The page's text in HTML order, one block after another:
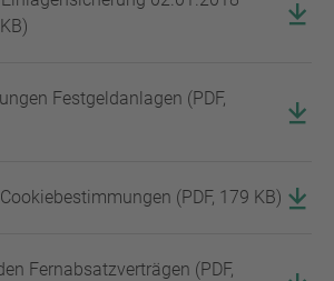
)
Festgeldanlagen (PDF,
(PDF, 179 KB)
Fernabsatzverträgen (PDF,